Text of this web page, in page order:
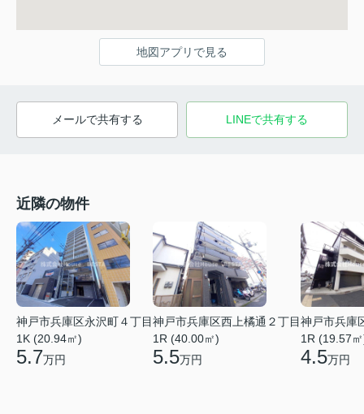
地図アプリで見る
メールで共有する LINEで共有する
近隣の物件
神戸市兵庫区永沢町４丁目
1K (20.94㎡)
5.7万円
神戸市兵庫区西上橘通２丁目
1R (40.00㎡)
5.5万円
神戸市兵庫
1R (19.57
4.5万円